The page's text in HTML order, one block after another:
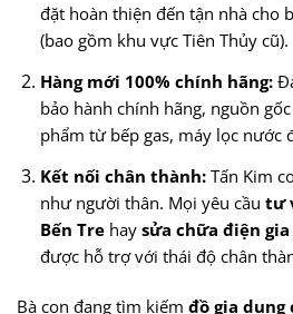
đặt hoàn thiện đến tận nhà cho
(bao gồm khu vực Tiên Thủy cũ).
Hàng mới 100% chính hãng:
bảo hành chính hãng, nguồn
phẩm từ bếp gas, máy lọc nước
Kết nối chân thành:Tấn Kim
như người thân. Mọi yêu cầu tư
Bến Trehay sửa chữa điện
được hỗ trợ với thái độ chân
Bà con đang tìm kiếm đồ gia dụng